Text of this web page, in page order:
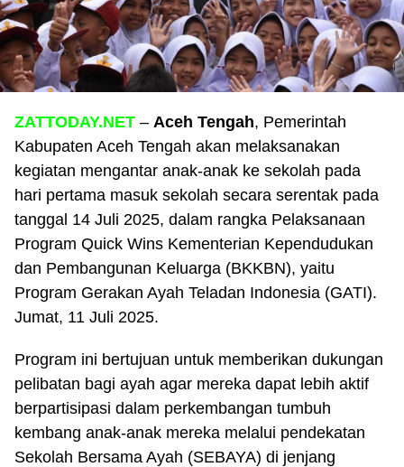
ZATTODAY.NET – Aceh Tengah, Pemerintah
Kabupaten Aceh Tengah akan melaksanakan
kegiatan mengantar anak-anak ke sekolah pada
hari pertama masuk sekolah secara serentak pada
tanggal 14 Juli 2025, dalam rangka Pelaksanaan
Program Quick Wins Kementerian Kependudukan
dan Pembangunan Keluarga (BKKBN), yaitu
Program Gerakan Ayah Teladan Indonesia (GATI).
Jumat, 11 Juli 2025.
Program ini bertujuan untuk memberikan dukungan
pelibatan bagi ayah agar mereka dapat lebih aktif
berpartisipasi dalam perkembangan tumbuh
kembang anak-anak mereka melalui pendekatan
Sekolah Bersama Ayah (SEBAYA) di jenjang